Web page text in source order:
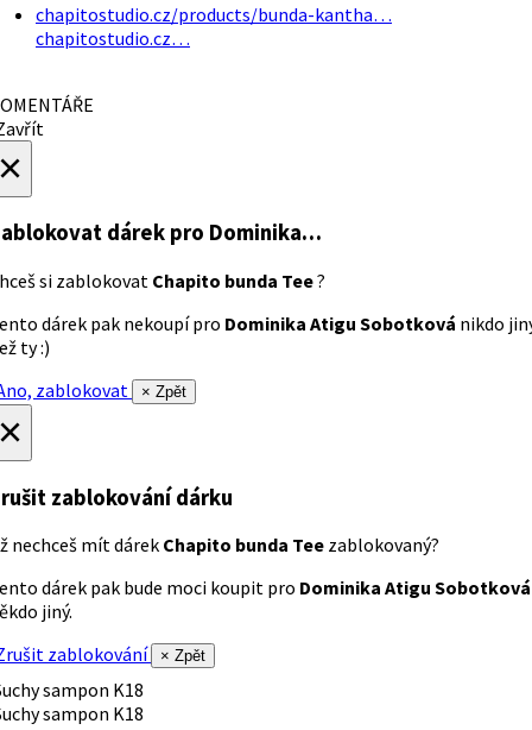
chapitostudio.cz/products/bunda-kantha…
chapitostudio.cz…
dárek pro Dominika…
si zablokovat Chapito bunda Tee?
dárek pak nekoupí pro Dominika Atigu Sobotková nikdo
ty :)
zablokovat
× Zpět
zablokování dárku
nechceš mít dárek Chapito bunda Tee zablokovaný?
dárek pak bude moci koupit pro Dominika Atigu Sobotková
jiný.
zablokování
× Zpět